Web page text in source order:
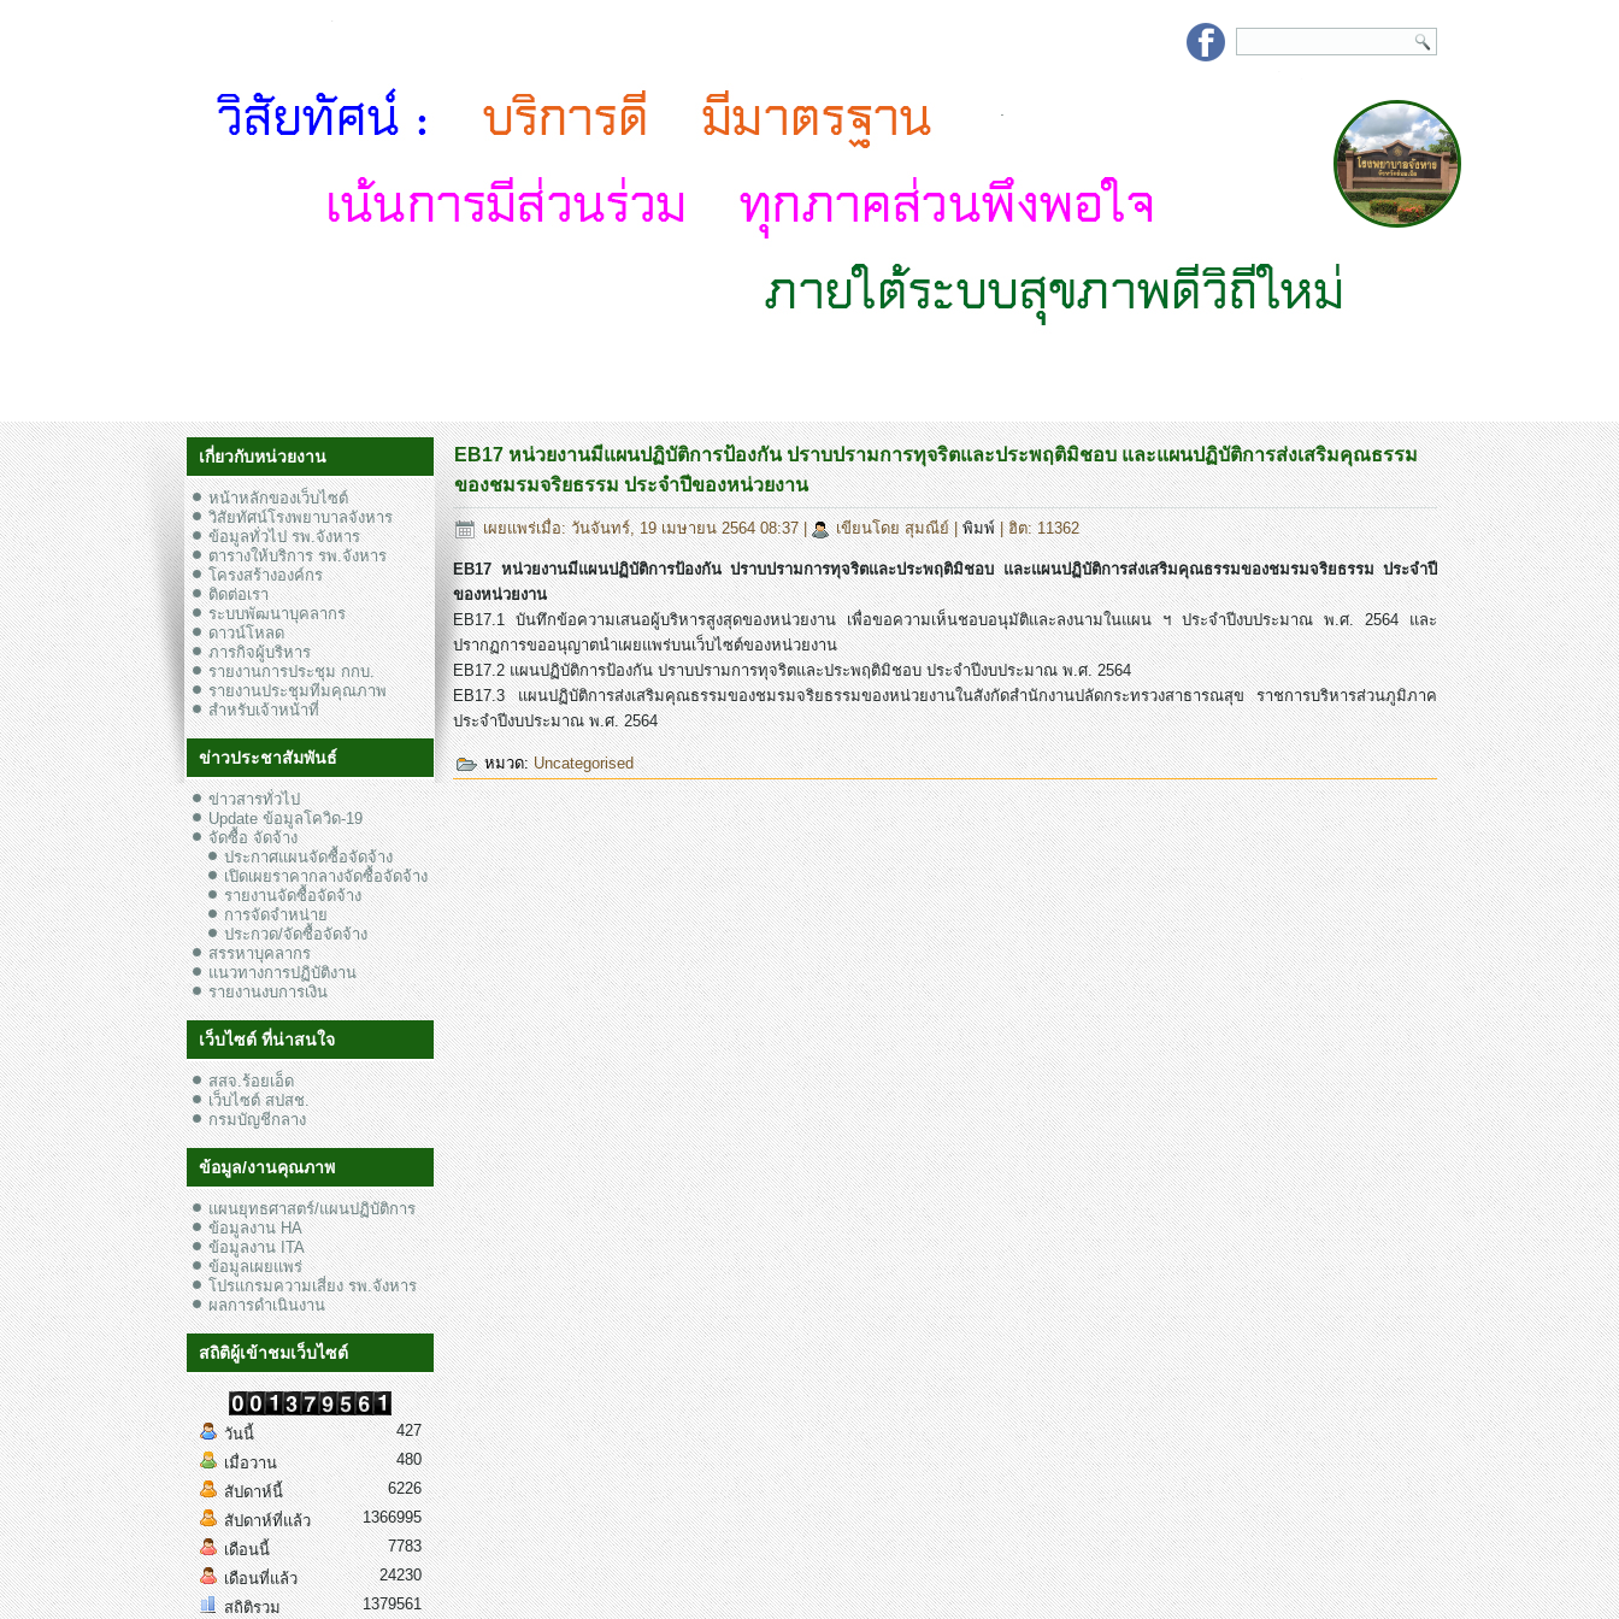
.
เกี่ยวกับหน่วยงาน
หน้าหลักของเว็บไซต์
วิสัยทัศน์โรงพยาบาลจังหาร
ข้อมูลทั่วไป รพ.จังหาร
ตารางให้บริการ รพ.จังหาร
โครงสร้างองค์กร
ติดต่อเรา
ระบบพัฒนาบุคลากร
ดาวน์โหลด
ภารกิจผู้บริหาร
รายงานการประชุม กกบ.
รายงานประชุมทีมคุณภาพ
สำหรับเจ้าหน้าที่
ข่าวประชาสัมพันธ์
ข่าวสารทั่วไป
Update ข้อมูลโควิด-19
จัดซื้อ จัดจ้าง
ประกาศแผนจัดซื้อจัดจ้าง
เปิดเผยราคากลางจัดซื้อจัดจ้าง
รายงานจัดซื้อจัดจ้าง
การจัดจำหน่าย
ประกวด/จัดซื้อจัดจ้าง
สรรหาบุคลากร
แนวทางการปฏิบัติงาน
รายงานงบการเงิน
เว็บไซต์ ที่น่าสนใจ
สสจ.ร้อยเอ็ด
เว็บไซต์ สปสช.
กรมบัญชีกลาง
ข้อมูล/งานคุณภาพ
แผนยุทธศาสตร์/แผนปฏิบัติการ
ข้อมูลงาน HA
ข้อมูลงาน ITA
ข้อมูลเผยแพร่
โปรแกรมความเสี่ยง รพ.จังหาร
ผลการดำเนินงาน
สถิติผู้เข้าชมเว็บไซต์
วันนี้
เมื่อวาน
สัปดาห์นี้
สัปดาห์ที่แล้ว
เดือนนี้
เดือนที่แล้ว
สถิติรวม
427
480
6226
1366995
7783
24230
1379561
EB17 หน่วยงานมีแผนปฏิบัติการป้องกัน ปราบปรามการทุจริตและประพฤติมิชอบ และแผนปฏิบัติการส่งเสริมคุณธรรม
ของชมรมจริยธรรม ประจำปีของหน่วยงาน
เผยแพร่เมื่อ: วันจันทร์, 19 เมษายน 2564 08:37| เขียนโดย สุมณีย์|พิมพ์| ฮิต: 11362
EB17 หน่วยงานมีแผนปฏิบัติการป้องกัน ปราบปรามการทุจริตและประพฤติมิชอบ และแผนปฏิบัติการส่งเสริมคุณธรรมของชมรมจริยธรรม ประจำปี
ของหน่วยงาน
EB17.1 บันทึกข้อความเสนอผู้บริหารสูงสุดของหน่วยงาน เพื่อขอความเห็นชอบอนุมัติและลงนามในแผน ฯ ประจำปีงบประมาณ พ.ศ. 2564 และ
ปรากฏการขออนุญาตนำเผยแพร่บนเว็บไซต์ของหน่วยงาน
EB17.2 แผนปฏิบัติการป้องกัน ปราบปรามการทุจริตและประพฤติมิชอบ ประจำปีงบประมาณ พ.ศ. 2564
EB17.3 แผนปฏิบัติการส่งเสริมคุณธรรมของชมรมจริยธรรมของหน่วยงานในสังกัดสำนักงานปลัดกระทรวงสาธารณสุข ราชการบริหารส่วนภูมิภาค
ประจำปีงบประมาณ พ.ศ. 2564
หมวด:Uncategorised